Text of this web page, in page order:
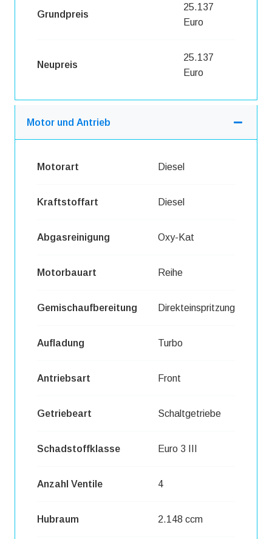
Grundpreis
25.137
Euro
Neupreis
25.137
Euro
Motor und Antrieb
Motorart Diesel
Kraftstoffart Diesel
Abgasreinigung Oxy-Kat
Motorbauart Reihe
Gemischaufbereitung Direkteinspritzung
Aufladung Turbo
Antriebsart Front
Getriebeart Schaltgetriebe
Schadstoffklasse Euro 3 III
Anzahl Ventile 4
Hubraum 2.148 ccm